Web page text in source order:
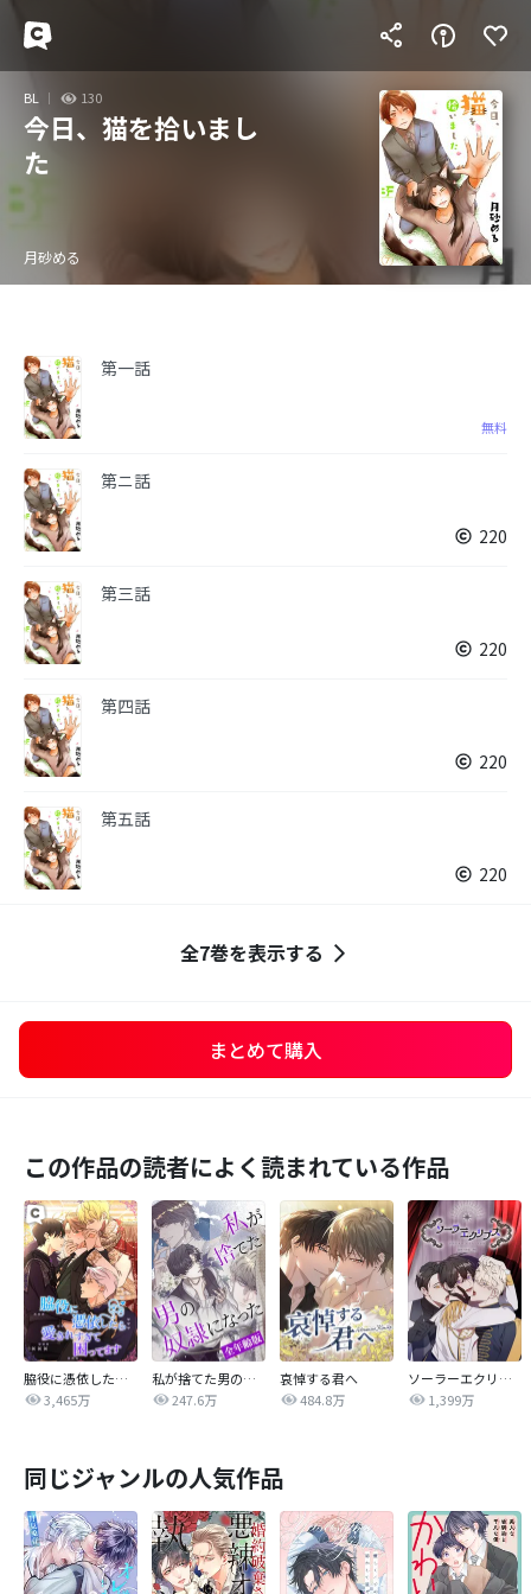
BL 130
今日、猫を拾いまし
た
月砂める
第一話
無料
第ニ話
220
第三話
220
第四話
220
第五話
220
全7巻を表示する
まとめて購入
この作品の読者によく読まれている作品
脇役に憑依したら愛されすぎて困ってます
3,465万
私が捨てた男の奴隷になった【全年齢版】
247.6万
哀悼する君へ
484.8万
ソーラーエクリプス
1,399万
同じジャンルの人気作品